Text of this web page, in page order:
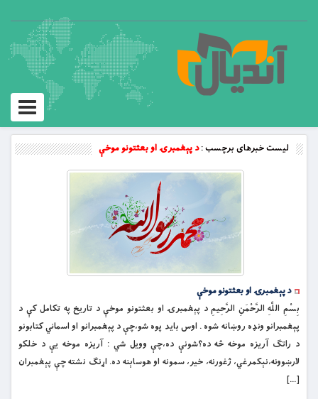
Toggle
لیست خبرهای برچسب :د پېغمبرۍ او بعثتونو موخې
د پېغمبرۍ او بعثتونو موخې
بِسْمِ اللَّهِ الرَّحْمَنِ الرَّحِيمِ د پېغمبرۍ او بعثتونو موخې د تاريخ په تکامل کې د
پېغمبرانو ونډه روښانه شوه . اوس بايد پوه شو،چې د پېغمبرانو او اسماني کتابونو
د راتګ آريزه موخه څه ده؟شونې ده،چې وويل شي : آریزه موخه يې د خلکو
لارښوونه،نېکمرغي، ژغورنه، خير، سمونه او هوساېنه ده. اړنګ نشته چې پېغمبران
[…]